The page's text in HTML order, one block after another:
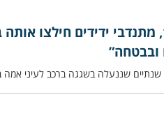
מתנדבי ידידים חילצו
ובבטחה”